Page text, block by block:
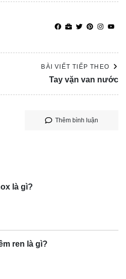
BÀI VIẾT TIẾP THEO
Tay vặn van nước
Thêm bình luận
là gì?
ren là gì?